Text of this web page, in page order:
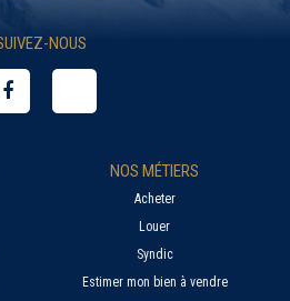
NOUS
NOS MÉTIERS
Acheter
Louer
Syndic
Estimer mon bien à vendre